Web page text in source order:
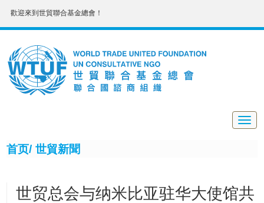
歡迎來到世貿聯合基金總會！
首页/ 世貿新聞
世贸总会与纳米比亚驻华大使馆共